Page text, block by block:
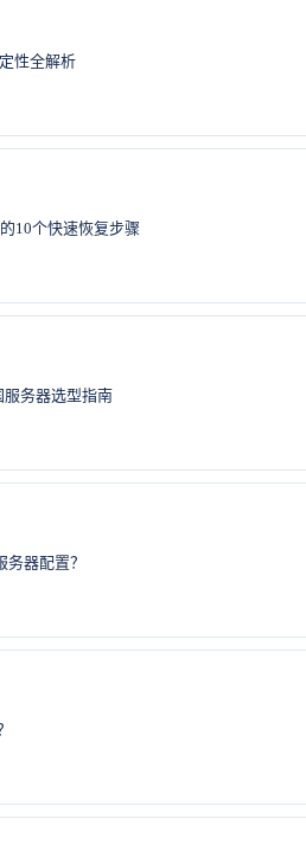
性全解析
10个快速恢复步骤
务器选型指南
器配置？